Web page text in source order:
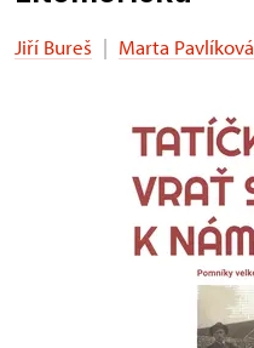
Jiří Bureš | Marta Pavlíková